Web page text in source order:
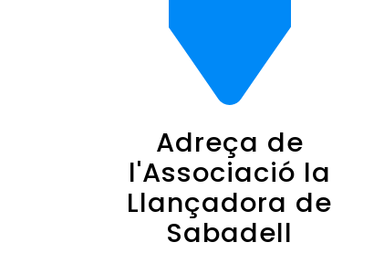
Adreça de
l'Associació la
Llançadora de
Sabadell